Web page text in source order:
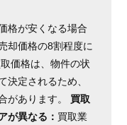
格が安くなる場合
却価格の8割程度に
価格は、物件の状
決定されるため、
があります。 買取
が異なる： 買取業